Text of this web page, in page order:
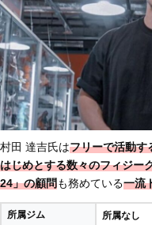
村田 達吉氏はフリーで活動す
はじめとする数々のフィジー
24」の顧問も務めている一流
所属ジム 所属なし